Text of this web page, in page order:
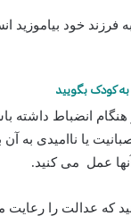
فرزند خود بیاموزید
به کودک بگویید
هنگام انضباط داشته
یا ناامیدی به
عمل می کنید.
که عدالت را رعایت